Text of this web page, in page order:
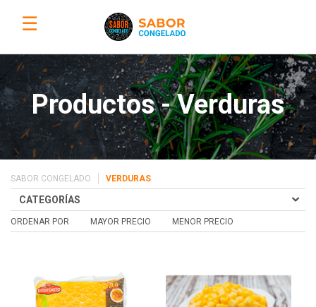
☰
Productos - Verduras
SABOR CONGELADO VERDURAS
CATEGORÍAS
ORDENAR POR MAYOR PRECIO MENOR PRECIO